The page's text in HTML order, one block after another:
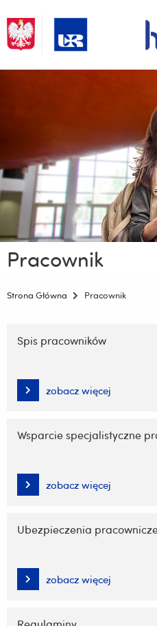
Pracownik
Strona Główna Pracownik
nawigację
treści
Spis pracowników
zobacz więcej
Wsparcie specjalistyczne
zobacz więcej
Ubezpieczenia
zobacz więcej